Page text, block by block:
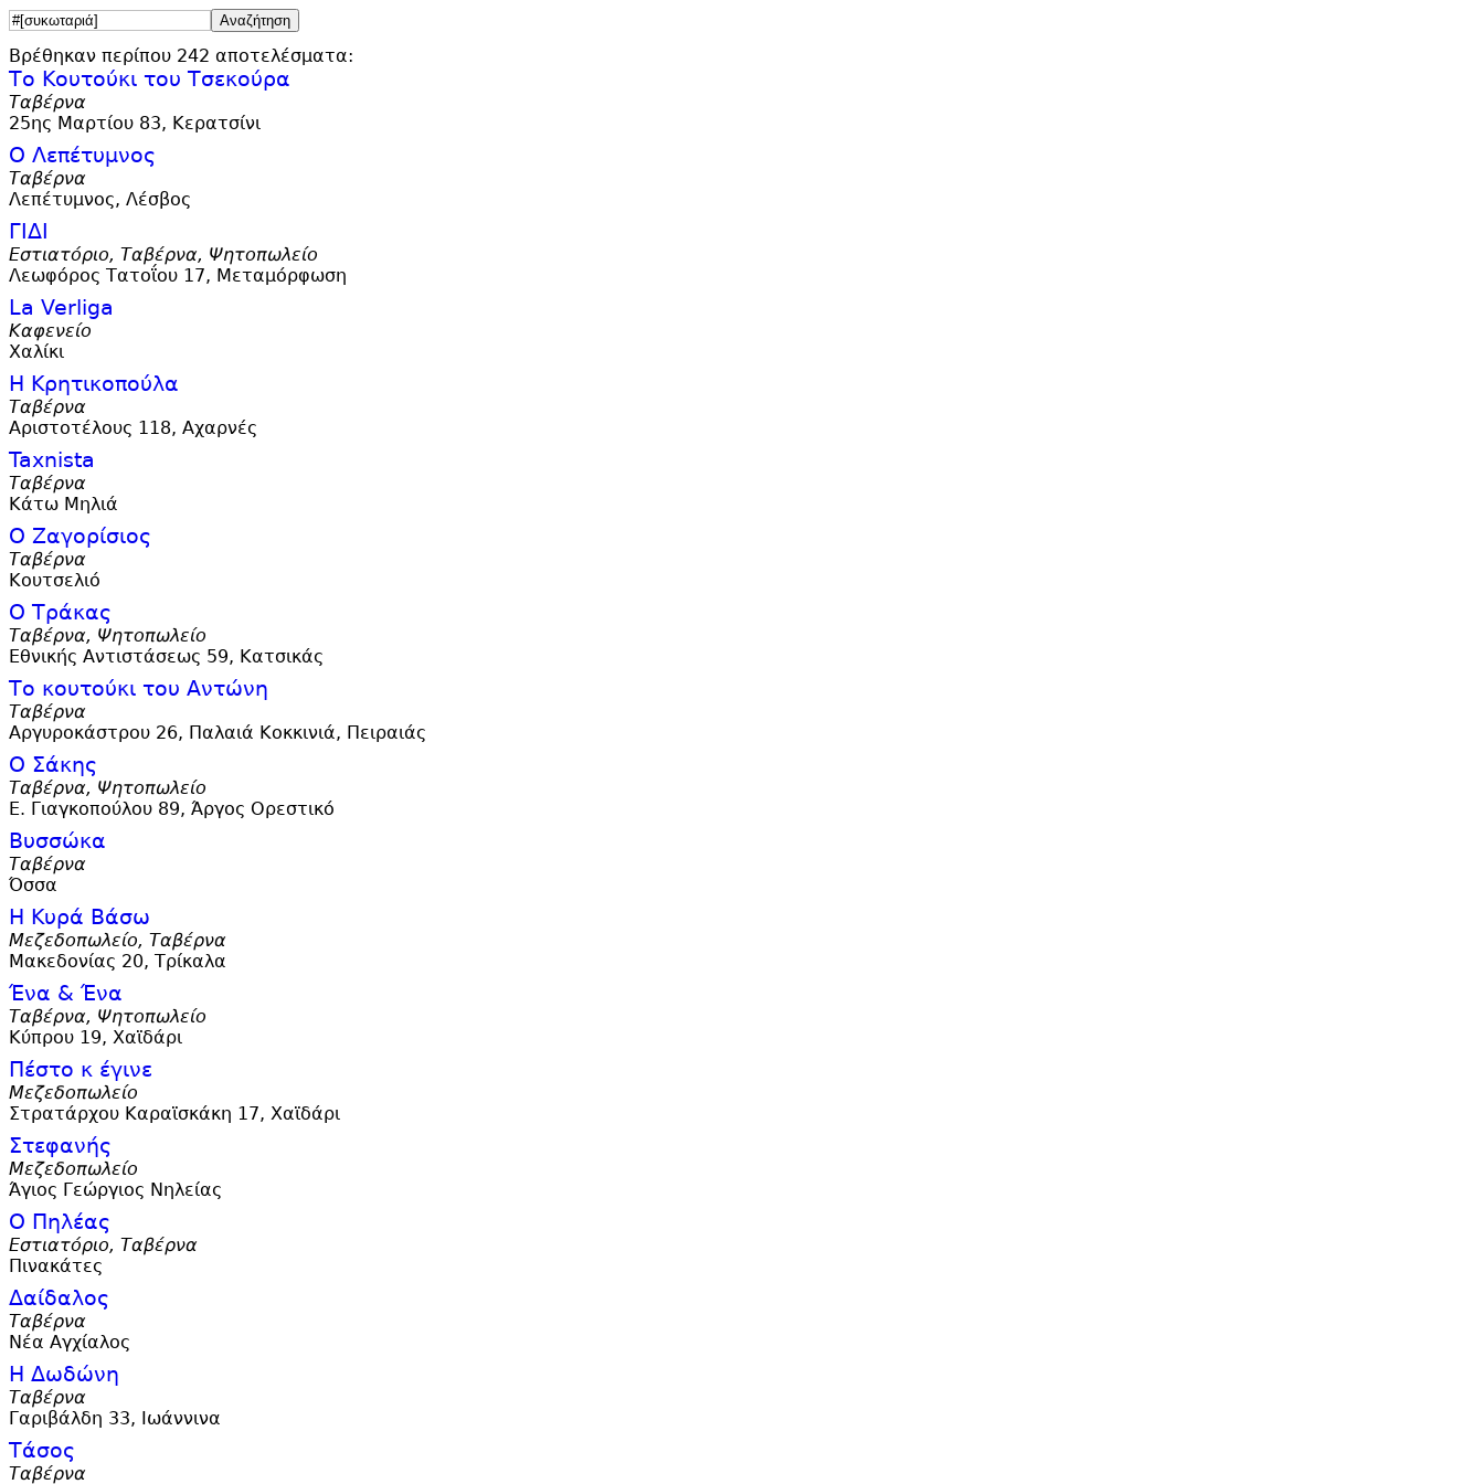
Βρέθηκαν περίπου 242 αποτελέσματα:
Το Κουτούκι του Τσεκούρα
Ταβέρνα
25ης Μαρτίου 83, Κερατσίνι
Ο Λεπέτυμνος
Ταβέρνα
Λεπέτυμνος, Λέσβος
ΓΙΔΙ
Εστιατόριο, Ταβέρνα, Ψητοπωλείο
Λεωφόρος Τατοΐου 17, Μεταμόρφωση
La Verliga
Καφενείο
Χαλίκι
Η Κρητικοπούλα
Ταβέρνα
Αριστοτέλους 118, Αχαρνές
Taxnista
Ταβέρνα
Κάτω Μηλιά
Ο Ζαγορίσιος
Ταβέρνα
Κουτσελιό
Ο Τράκας
Ταβέρνα, Ψητοπωλείο
Εθνικής Αντιστάσεως 59, Κατσικάς
Το κουτούκι του Αντώνη
Ταβέρνα
Αργυροκάστρου 26, Παλαιά Κοκκινιά, Πειραιάς
Ο Σάκης
Ταβέρνα, Ψητοπωλείο
Ε. Γιαγκοπούλου 89, Άργος Ορεστικό
Βυσσώκα
Ταβέρνα
Όσσα
Η Κυρά Βάσω
Μεζεδοπωλείο, Ταβέρνα
Μακεδονίας 20, Τρίκαλα
Ένα & Ένα
Ταβέρνα, Ψητοπωλείο
Κύπρου 19, Χαϊδάρι
Πέστο κ έγινε
Μεζεδοπωλείο
Στρατάρχου Καραϊσκάκη 17, Χαϊδάρι
Στεφανής
Μεζεδοπωλείο
Άγιος Γεώργιος Νηλείας
Ο Πηλέας
Εστιατόριο, Ταβέρνα
Πινακάτες
Δαίδαλος
Ταβέρνα
Νέα Αγχίαλος
Η Δωδώνη
Ταβέρνα
Γαριβάλδη 33, Ιωάννινα
Τάσος
Ταβέρνα